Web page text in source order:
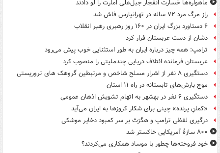
ماهواره‌ها خسارت انفجار جبل‌علی امارت را لو دادند
راز مرگ مرد ۷۲ ساله در تهرانپارس فاش شد
۶ دستاورد بزرگ ایران در ۱۶۰ روز رهبری رهبر انقلاب
دشان از دست عربستان فرار کرد
ترامپ: همه چیز درباره ایران به طور استثنایی خوب پیش می‌رود
عربستان فرمانده ائتلاف دریایی چندملیتی را منصوب کرد
دستگیری ۸ نفر از اشرار مسلح شاخص و مرتبطین گروهک های تروریستی
موج بارش‌های تابستانه در راه ۱۱ استان
دستگیری ۶ نفر در بهشهر به اتهام تشویش اذهان عمومی
«کمانِ پرنده» چینی برای شکار کروزها به ایران می‌آید
درگیری لفظی ترامپ و هگزث بر سر کمبود ذخایر موشکی
۸۰۰ سازۀ آمریکایی خاکستر شد
خود فروخته‌ها چطور با موساد همکاری می‌کردند؟